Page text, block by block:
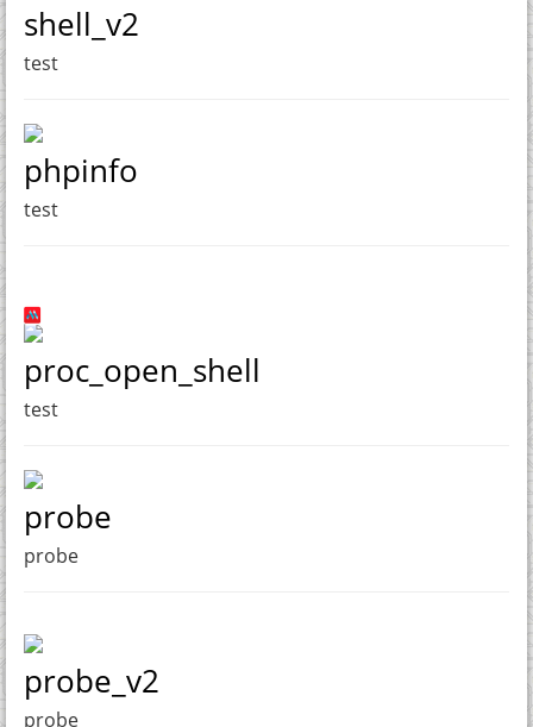
shell_v2
test
phpinfo
test
proc_open_shell
test
probe
probe
probe_v2
probe